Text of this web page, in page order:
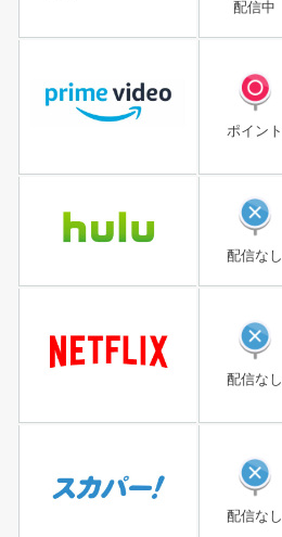
配信中
ポイント
配信なし
配信なし
配信なし